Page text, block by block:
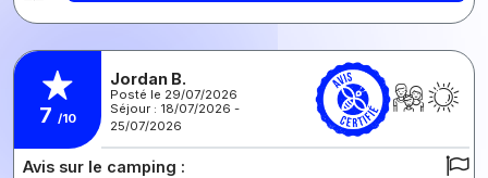
7 /10
Jordan B.
Posté le 29/07/2026
Séjour : 18/07/2026 -
25/07/2026
Avis sur le camping :